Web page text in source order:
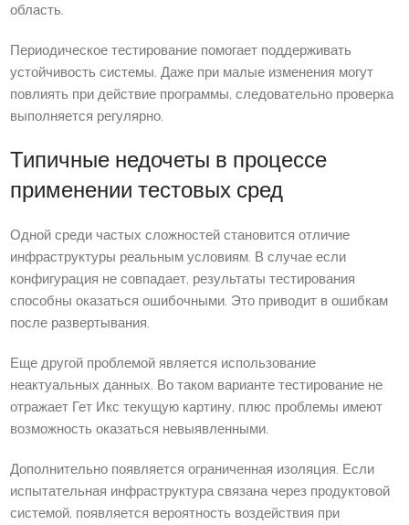
область.
Периодическое тестирование помогает поддерживать
устойчивость системы. Даже при малые изменения могут
повлиять при действие программы, следовательно проверка
выполняется регулярно.
Типичные недочеты в процессе
применении тестовых сред
Одной среди частых сложностей становится отличие
инфраструктуры реальным условиям. В случае если
конфигурация не совпадает, результаты тестирования
способны оказаться ошибочными. Это приводит в ошибкам
после развертывания.
Еще другой проблемой является использование
неактуальных данных. Во таком варианте тестирование не
отражает Гет Икс текущую картину, плюс проблемы имеют
возможность оказаться невыявленными.
Дополнительно появляется ограниченная изоляция. Если
испытательная инфраструктура связана через продуктовой
системой, появляется вероятность воздействия при